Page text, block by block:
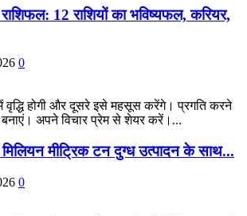
12 राशियों का भविष्यफल, करियर,
0
होगी और दूसरे इसे महसूस करेंगे। प्रगति करने
अपने विचार प्रेम से शेयर करें।...
मीट्रिक टन दुग्ध उत्पादन के साथ...
0